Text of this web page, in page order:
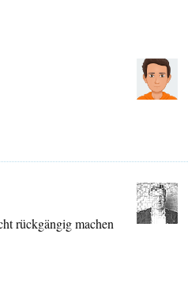
rückgängig machen